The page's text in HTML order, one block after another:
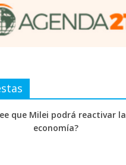
que Milei podrá reactivar la
economía?